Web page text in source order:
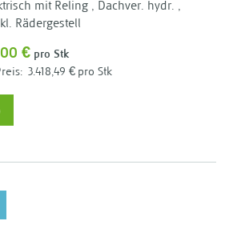
mit Reling , Dachver. hydr. ,
Rädergestell
€ pro Stk
3.418,49 € pro Stk